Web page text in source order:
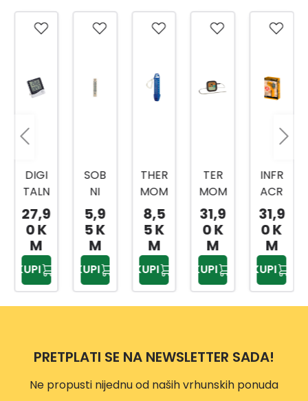
DIGI
TALN
I
TER
MOM
ETAR
I
HIGR
OME
48
27,9
0 K
M
KUPI
SOB
NI
TOPL
OMJ
ER
BUKV
A
206
MM
5,9
5 K
M
KUPI
THER
MOM
ETER
STAN
DAR
D
8,5
5 K
M
KUPI
TER
MOM
ETAR
CRNI
DIGI
TALN
I
31,9
0 K
M
KUPI
INFR
ACR
VENI
TER
MOM
ETAR
HIT01
0381
31,9
0 K
M
KUPI
PRETPLATI SE NA NEWSLETTER SADA!
Ne propusti nijednu od naših vrhunskih ponuda